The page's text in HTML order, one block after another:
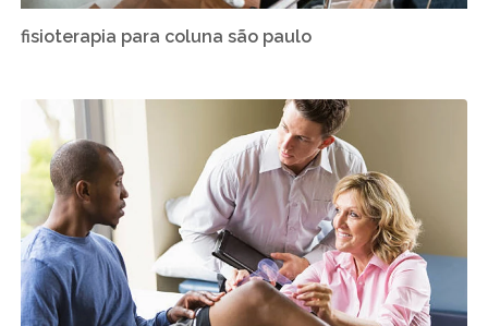
fisioterapia para coluna são paulo